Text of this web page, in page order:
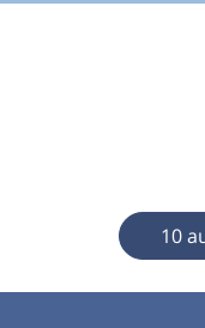
10